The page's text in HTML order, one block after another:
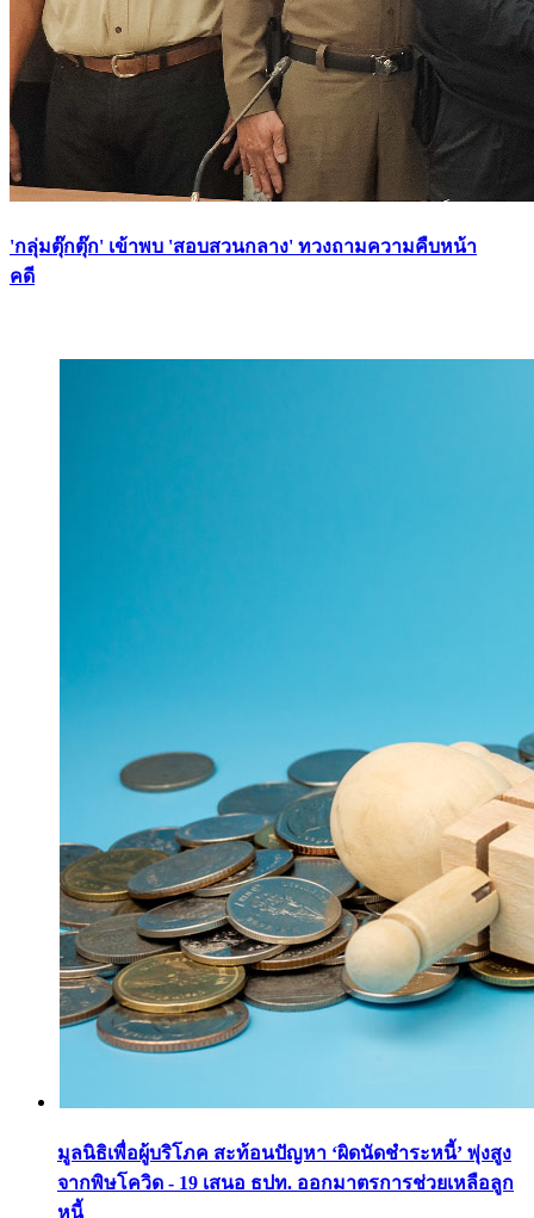
'กลุ่มตุ๊กตุ๊ก' เข้าพบ 'สอบสวนกลาง' ทวงถามความคืบหน้า
คดี
มูลนิธิเพื่อผู้บริโภค สะท้อนปัญหา ‘ผิดนัดชำระหนี้’ พุ่งสูง
จากพิษโควิด - 19 เสนอ ธปท. ออกมาตรการช่วยเหลือลูก
หนี้